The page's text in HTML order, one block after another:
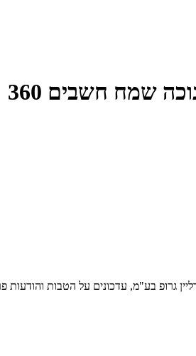
שמח חשבים 360
גרופ בע"מ, עדכונים על הטבות והודעות